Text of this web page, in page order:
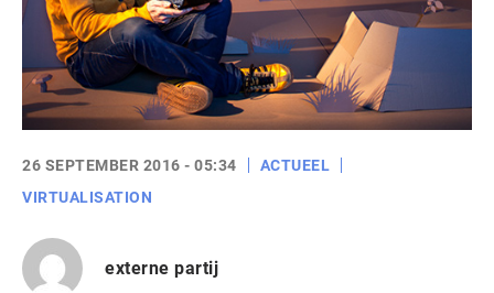
26 SEPTEMBER 2016 - 05:34
ACTUEEL
VIRTUALISATION
externe partij